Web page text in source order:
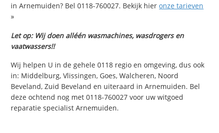
in Arnemuiden? Bel 0118-760027. Bekijk hieronze tarieven
»
Let op: Wij doen alléén wasmachines, wasdrogers en
vaatwassers!!
Wij helpen U in de gehele 0118 regio en omgeving, dus ook
in: Middelburg, Vlissingen, Goes, Walcheren, Noord
Beveland, Zuid Beveland en uiteraard in Arnemuiden. Bel
deze ochtend nog met 0118-760027 voor uw witgoed
reparatie specialist Arnemuiden.